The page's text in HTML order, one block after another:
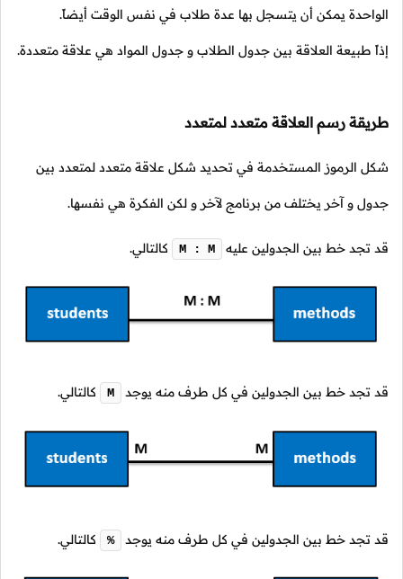
الواحدة يمكن أن يتسجل بها عدة طلاب في نفس الوقت أيضاً.
إذاً طبيعة العلاقة بين جدول الطلاب و جدول المواد هي علاقة متعددة.
طريقة رسم العلاقة متعدد لمتعدد
شكل الرموز المستخدمة في تحديد شكل علاقة متعدد لمتعدد بين
جدول و آخر يختلف من برنامج لآخر و لكن الفكرة هي نفسها.
قد تجد خط بين الجدولين عليه M : M كالتالي.
قد تجد خط بين الجدولين في كل طرف منه يوجد M كالتالي.
قد تجد خط بين الجدولين في كل طرف منه يوجد % كالتالي.